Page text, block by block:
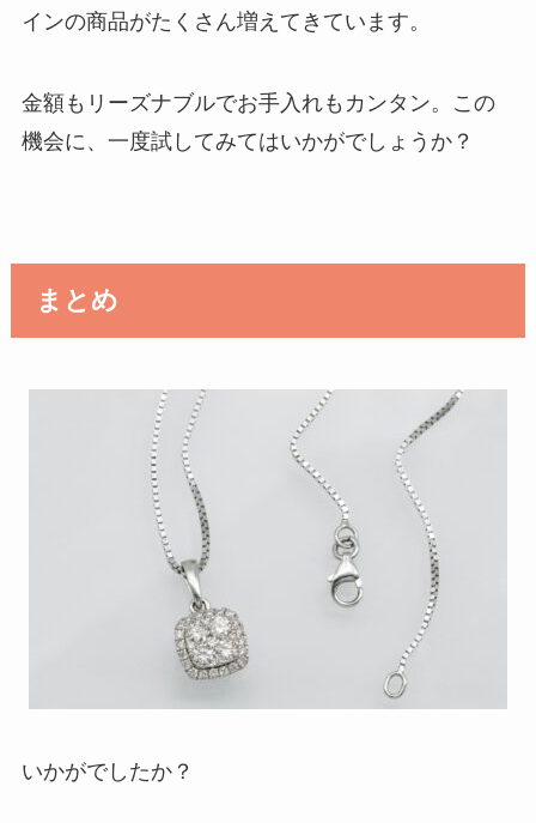
インの商品がたくさん増えてきています。
金額もリーズナブルでお手入れもカンタン。この
機会に、一度試してみてはいかがでしょうか？
まとめ
いかがでしたか？